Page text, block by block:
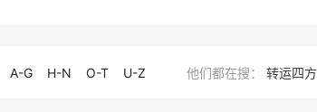
A-G H-N O-T U-Z 他们都在搜： 转运四方